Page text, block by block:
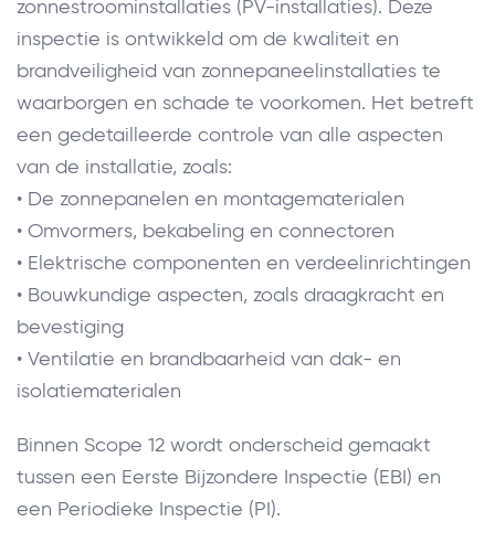
zonnestroominstallaties (PV-installaties). Deze
inspectie is ontwikkeld om de kwaliteit en
brandveiligheid van zonnepaneelinstallaties te
waarborgen en schade te voorkomen. Het betreft
een gedetailleerde controle van alle aspecten
van de installatie, zoals:
• De zonnepanelen en montagematerialen
• Omvormers, bekabeling en connectoren
• Elektrische componenten en verdeelinrichtingen
• Bouwkundige aspecten, zoals draagkracht en
bevestiging
• Ventilatie en brandbaarheid van dak- en
isolatiematerialen
Binnen Scope 12 wordt onderscheid gemaakt
tussen een Eerste Bijzondere Inspectie (EBI) en
een Periodieke Inspectie (PI).